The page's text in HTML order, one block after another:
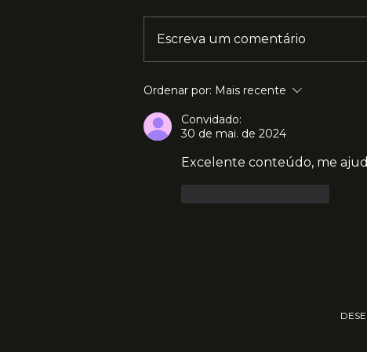
Veja como as Tecnologias
Usuário
Escreva um comentário
Ordenar por: Mais recente
Convidado:
30 de mai. de 2024
Excelente conteúdo, me